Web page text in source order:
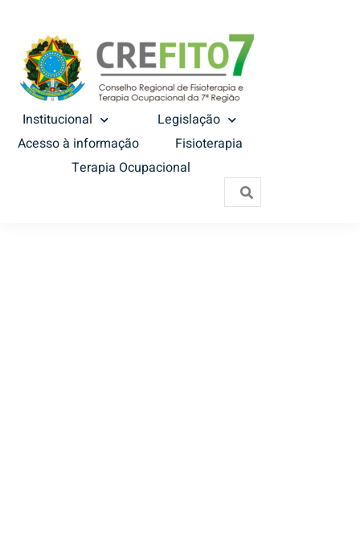
Institucional
Legislação
Acesso à informação
Fisioterapia
Terapia Ocupacional